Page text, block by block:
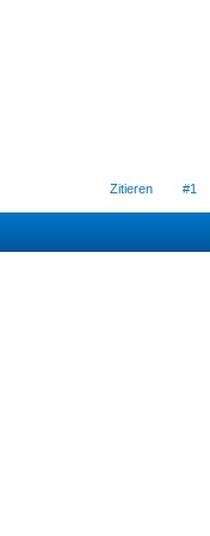
Zitieren #1